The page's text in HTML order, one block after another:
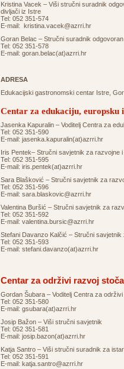
Kristina Vacek – Viši stručni suradnik
divljači iz Istre
Tel: 052 351-574
E-mail: kristina.vacek@azrri.hr
Goran Belac – Stručni suradnik
Tel: 052 351-578
E-mail: goran.belac(at)azrri.hr
ADRESA
Edukacijski gastronomski centar Istre,
Centar za edukaciju,
Jasenka Kapuralin – Voditelj Centra za
Tel: 052 351-590
E-mail: jasenka.kapuralin(at)azrri.hr
Iris Pentek– Stručni savjetnik za razvojne
Tel: 052 351-595
E-mail: iris.pentek(at)azrri.hr
Sara Blašković – Stručni savjetnik za
Tel: 052 351-596
E-mail: sara.blaskovic@azrri.hr
Valentina Buršić – Stručni savjetnik za
Tel: 052 351-592
E-mail: valentina.bursic@azrri.hr
Stefani Davanzo Kalčić – Stručni
Tel: 052 351-593
E-mail: stefani.davanzo(at)azrri.hr
Centar za održivi razvoj
Gordan Šubara – Voditelj Centra za
Tel: 052 351-580
E-mail: gsubara(at)azrri.hr
Josip Bažon – Viši stručni savjetnik
Tel: 052 351-581
E-mail: josip.bazon(at)azrri.hr
Katja Santro – Viši stručni suradnik za
Tel: 052 351-591
E-mail: katja.santro@azrri.hr